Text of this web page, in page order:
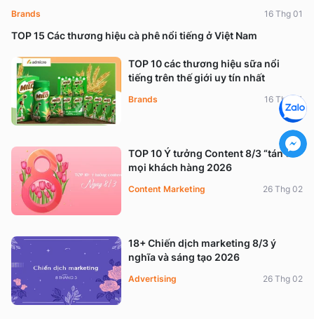
TOP 15 Các thương hiệu cà phê nổi tiếng ở Việt Nam
Brands 16 Thg 01
TOP 10 các thương hiệu sữa nổi
tiếng trên thế giới uy tín nhất
Brands 16 Thg 01
TOP 10 Ý tưởng Content 8/3 “tán đổ”
mọi khách hàng 2026
Content Marketing 26 Thg 02
18+ Chiến dịch marketing 8/3 ý
nghĩa và sáng tạo 2026
Advertising 26 Thg 02